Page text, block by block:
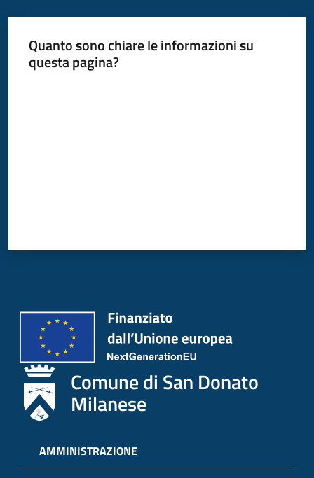
Quanto sono chiare le informazioni su
questa pagina?
Comune di San Donato
Milanese
AMMINISTRAZIONE